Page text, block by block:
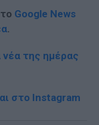
Google News
.
της ημέρας
στο Instagram